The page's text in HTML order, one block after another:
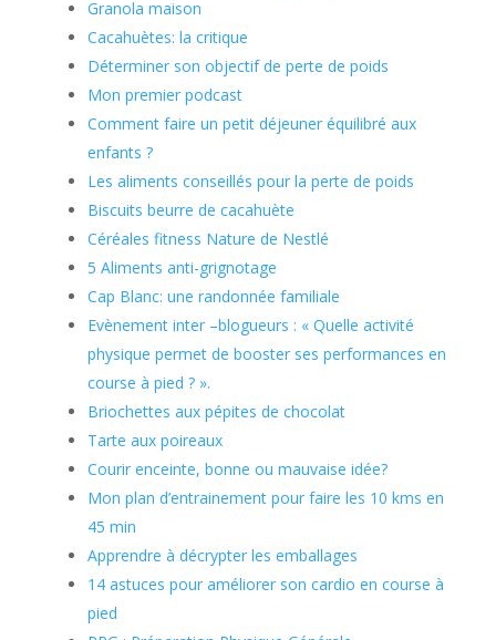
Granola maison
Cacahuètes: la critique
Déterminer son objectif de perte de poids
Mon premier podcast
Comment faire un petit déjeuner équilibré aux
enfants ?
Les aliments conseillés pour la perte de poids
Biscuits beurre de cacahuète
Céréales fitness Nature de Nestlé
5 Aliments anti-grignotage
Cap Blanc: une randonnée familiale
Evènement inter –blogueurs : « Quelle activité
physique permet de booster ses performances en
course à pied ? ».
Briochettes aux pépites de chocolat
Tarte aux poireaux
Courir enceinte, bonne ou mauvaise idée?
Mon plan d’entrainement pour faire les 10 kms en
45 min
Apprendre à décrypter les emballages
14 astuces pour améliorer son cardio en course à
pied